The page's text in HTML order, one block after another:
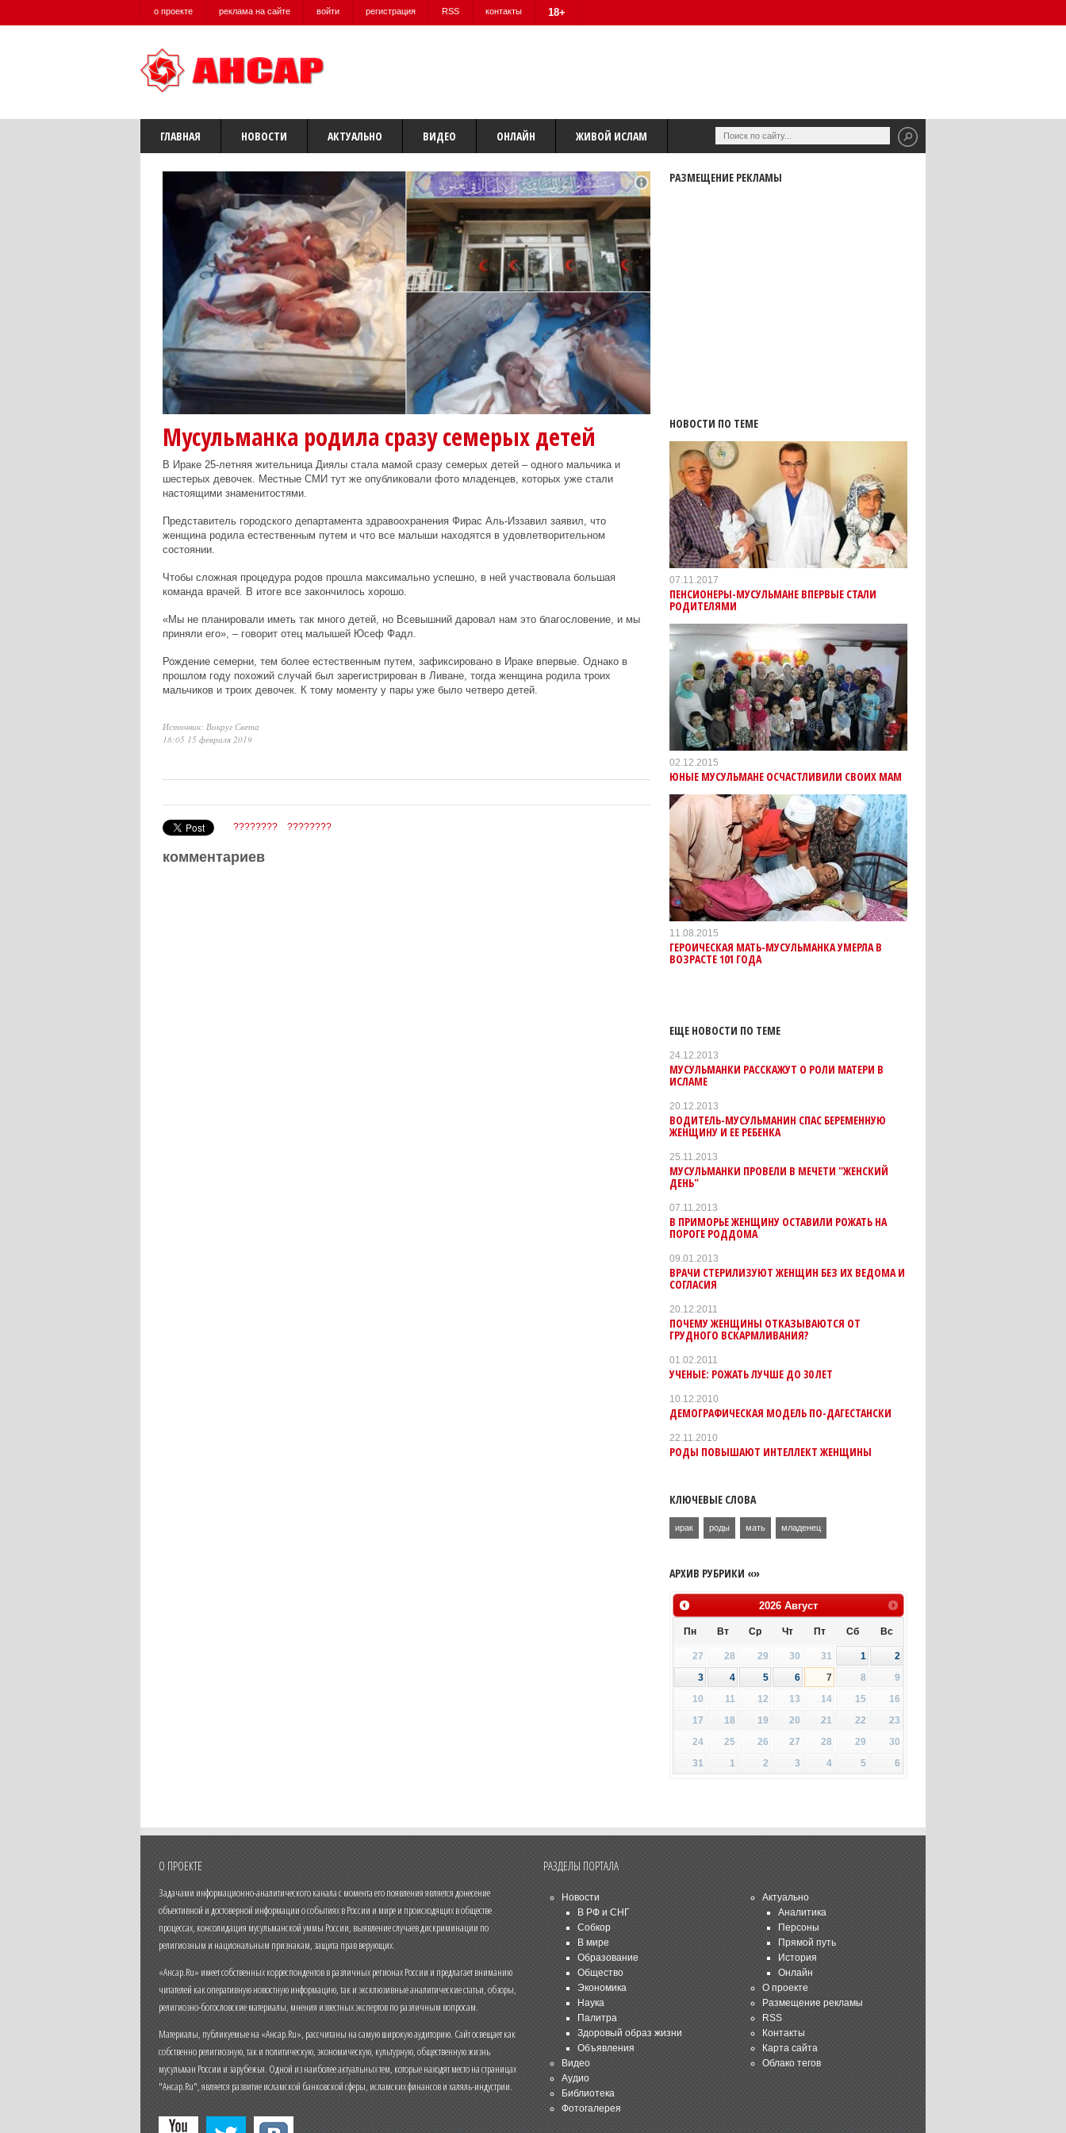
о проекте реклама на сайте войти регистрация RSS контакты 18+
ГЛАВНАЯ НОВОСТИ АКТУАЛЬНО ВИДЕО ОНЛАЙН ЖИВОЙ ИСЛАМ
Мусульманка родила сразу семерых детей
В Ираке 25-летняя жительница Диялы стала мамой сразу семерых детей – одного мальчика и
шестерых девочек. Местные СМИ тут же опубликовали фото младенцев, которых уже стали
настоящими знаменитостями.
Представитель городского департамента здравоохранения Фирас Аль-Иззавил заявил, что
женщина родила естественным путем и что все малыши находятся в удовлетворительном
состоянии.
Чтобы сложная процедура родов прошла максимально успешно, в ней участвовала большая
команда врачей. В итоге все закончилось хорошо.
«Мы не планировали иметь так много детей, но Всевышний даровал нам это благословение, и мы
приняли его», – говорит отец малышей Юсеф Фадл.
Рождение семерни, тем более естественным путем, зафиксировано в Ираке впервые. Однако в
прошлом году похожий случай был зарегистрирован в Ливане, тогда женщина родила троих
мальчиков и троих девочек. К тому моменту у пары уже было четверо детей.
Источник: Вокруг Света
18:05 15 февраля 2019
???????? ????????
комментариев
РАЗМЕЩЕНИЕ РЕКЛАМЫ
НОВОСТИ ПО ТЕМЕ
07.11.2017
ПЕНСИОНЕРЫ-МУСУЛЬМАНЕ ВПЕРВЫЕ СТАЛИ
РОДИТЕЛЯМИ
02.12.2015
ЮНЫЕ МУСУЛЬМАНЕ ОСЧАСТЛИВИЛИ СВОИХ МАМ
11.08.2015
ГЕРОИЧЕСКАЯ МАТЬ-МУСУЛЬМАНКА УМЕРЛА В
ВОЗРАСТЕ 101 ГОДА
ЕЩЕ НОВОСТИ ПО ТЕМЕ
24.12.2013
МУСУЛЬМАНКИ РАССКАЖУТ О РОЛИ МАТЕРИ В
ИСЛАМЕ
20.12.2013
ВОДИТЕЛЬ-МУСУЛЬМАНИН СПАС БЕРЕМЕННУЮ
ЖЕНЩИНУ И ЕЕ РЕБЕНКА
25.11.2013
МУСУЛЬМАНКИ ПРОВЕЛИ В МЕЧЕТИ "ЖЕНСКИЙ
ДЕНЬ"
07.11.2013
В ПРИМОРЬЕ ЖЕНЩИНУ ОСТАВИЛИ РОЖАТЬ НА
ПОРОГЕ РОДДОМА
09.01.2013
ВРАЧИ СТЕРИЛИЗУЮТ ЖЕНЩИН БЕЗ ИХ ВЕДОМА И
СОГЛАСИЯ
20.12.2011
ПОЧЕМУ ЖЕНЩИНЫ ОТКАЗЫВАЮТСЯ ОТ
ГРУДНОГО ВСКАРМЛИВАНИЯ?
01.02.2011
УЧЕНЫЕ: РОЖАТЬ ЛУЧШЕ ДО 30 ЛЕТ
10.12.2010
ДЕМОГРАФИЧЕСКАЯ МОДЕЛЬ ПО-ДАГЕСТАНСКИ
22.11.2010
РОДЫ ПОВЫШАЮТ ИНТЕЛЛЕКТ ЖЕНЩИНЫ
КЛЮЧЕВЫЕ СЛОВА
ирак роды мать младенец
АРХИВ РУБРИКИ «»
2026 Август
Пн Вт Ср Чт Пт Сб Вс
27 28 29 30 31 1
2
3
4 5 6 7 8
9
10
11 12 13 14 15
16
17
18 19 20 21 22
23
24
25 26 27 28 29
30
31
1 2 3 4 5 6
О ПРОЕКТЕ
Задачами информационно-аналитического канала с момента его появления является донесение
объективной и достоверной информации о событиях в России и мире и происходящих в обществе
процессах, консолидация мусульманской уммы России, выявление случаев дискриминации по
религиозным и национальным признакам, защита прав верующих.
«Ансар.Ru» имеет собственных корреспондентов в различных регионах России и предлагает вниманию
читателей как оперативную новостную информацию, так и эксклюзивные аналитические статьи, обзоры,
религиозно-богословские материалы, мнения известных экспертов по различным вопросам.
Материалы, публикуемые на «Ансар.Ru», рассчитаны на самую широкую аудиторию. Сайт освещает как
собственно религиозную, так и политическую, экономическую, культурную, общественную жизнь
мусульман России и зарубежья. Одной из наиболее актуальных тем, которые находят место на страницах
"Ансар.Ru", является развитие исламской банковской сферы, исламских финансов и халяль-индустрии.
РАЗДЕЛЫ ПОРТАЛА
Новости
В РФ и СНГ
Собкор
В мире
Образование
Общество
Экономика
Наука
Палитра
Здоровый образ жизни
Объявления
Видео
Аудио
Библиотека
Фотогалерея
Актуально
Аналитика
Персоны
Прямой путь
История
Онлайн
О проекте
Размещение рекламы
RSS
Контакты
Карта сайта
Облако тегов